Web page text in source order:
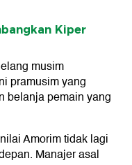
Kiper
musim
pramusim yang
belanja pemain yang
Amorim tidak lagi
Manajer asal